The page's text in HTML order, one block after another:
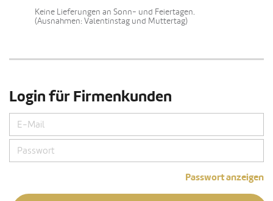
Keine Lieferungen an Sonn- und Feiertagen.
(Ausnahmen: Valentinstag und Muttertag)
Login für Firmenkunden
Passwort anzeigen